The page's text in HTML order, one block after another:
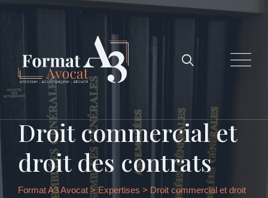
Droit commercial et
droit des contrats
Format A3 Avocat >Expertises > Droit commercial et droit